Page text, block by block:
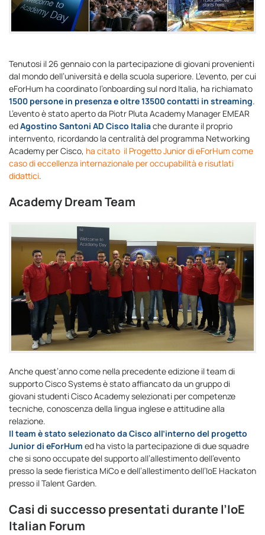
Tenutosi il 26 gennaio con la partecipazione di giovani provenienti
dal mondo dell’università e della scuola superiore. L’evento, per cui
eForHum ha coordinato l’onboarding sul nord Italia, ha richiamato
1500 persone in presenza e oltre 13500 contatti in streaming.
L’evento è stato aperto da Piotr Pluta Academy Manager EMEAR
edAgostino Santoni AD Cisco Italiache durante il proprio
internvento, ricordando la centralità del programma Networking
Academy per Cisco, ha citato il Progetto Junior di eForHum come
caso di eccellenza internazionale per occupabilità e risutlati
didattici.
Academy Dream Team
Anche quest’anno come nella precedente edizione il team di
supporto Cisco Systems è stato affiancato da un gruppo di
giovani studenti Cisco Academy selezionati per competenze
tecniche, conoscenza della lingua inglese e attitudine alla
relazione.
Il team è stato selezionato da Cisco all’interno del progetto
Junior di eForHum ed ha visto la partecipazione di due squadre
che si sono occupate del supporto all’allestimento dell’evento
presso la sede fieristica MiCo e dell’allestimento dell’IoE Hackaton
presso il Talent Garden.
Casi di successo presentati durante l’IoE
Italian Forum